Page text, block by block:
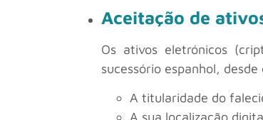
Aceitação de
Os ativos eletrónicos
sucessório espanhol,
A titularidade do
A sua localização